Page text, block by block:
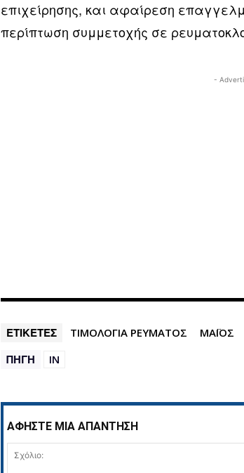
επιχείρησης, και αφαίρεση
περίπτωση συμμετοχής σε
-
ΕΤΙΚΕΤΕΣ ΤΙΜΟΛΟΓΙΑ ΡΕΥΜΑΤΟΣ ΜΑΪΟΣ
ΠΗΓΗ IN
ΑΦΗΣΤΕ ΜΙΑ ΑΠΑΝΤΗΣΗ